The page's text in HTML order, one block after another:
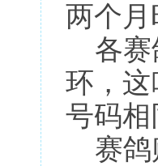
两个月
各赛
环，这
号码
赛鸽